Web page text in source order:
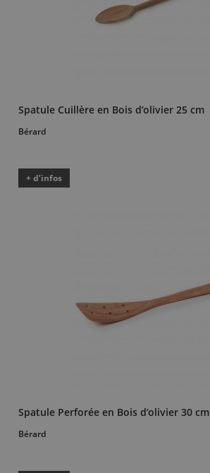
Spatule Cuillère en Bois d’olivier 25 cm
Bérard
+ d’infos
Spatule Perforée en Bois d’olivier 30 cm
Bérard